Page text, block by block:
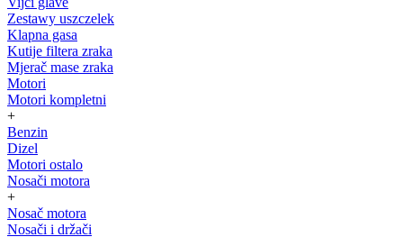
Zestawy uszczelek
Klapna gasa
Kutije filtera zraka
Mjerač mase zraka
Motori
Motori kompletni
+
Benzin
Dizel
Motori ostalo
Nosači motora
+
Nosač motora
Nosači i držači